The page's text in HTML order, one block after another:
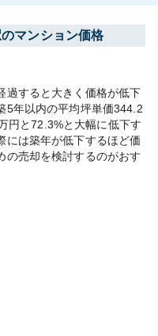
マンション価格
過すると大きく価格が低下
5年以内の平均坪単価344.2
円と72.3%と大幅に低下す
には築年が低下するほど価
の売却を検討するのがおす